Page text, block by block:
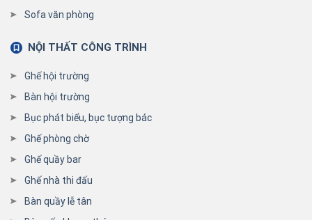
Sofa văn phòng
NỘI THẤT CÔNG TRÌNH
Ghế hội trường
Bàn hội trường
Bục phát biểu, bục tượng bác
Ghế phòng chờ
Ghế quầy bar
Ghế nhà thi đấu
Bàn quầy lễ tân